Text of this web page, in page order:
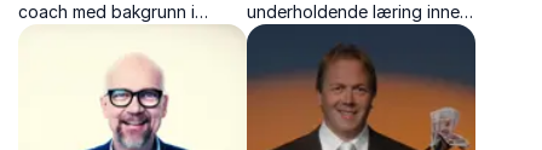
coach med bakgrunn i
Forsvaret. Foredrag som
vekker motivasjon,
prestasjon og
kommunikasjonsevner.
underholdende læring innen
holdningsskapende arbeid,
bedriftskultur og
motivasjon.